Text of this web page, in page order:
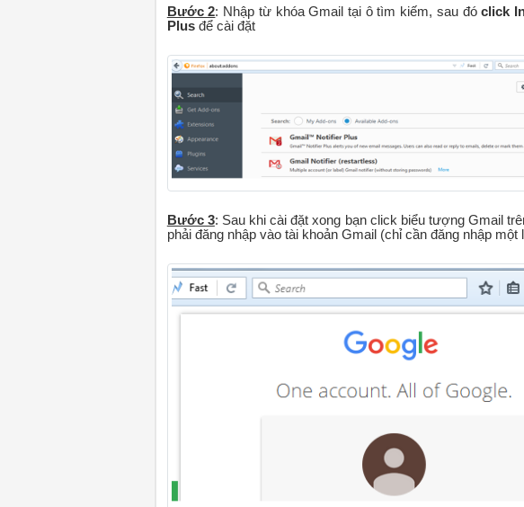
Bước 2: Nhập từ khóa Gmail tại ô tìm kiếm, sau đóclick
Plusđể cài đặt
Bước 3: Sau khi cài đặt xong bạn click biểu tượng Gmail
phải đăng nhập vào tài khoản Gmail (chỉ cần đăng nhập một